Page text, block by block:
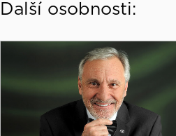
Další osobnosti: